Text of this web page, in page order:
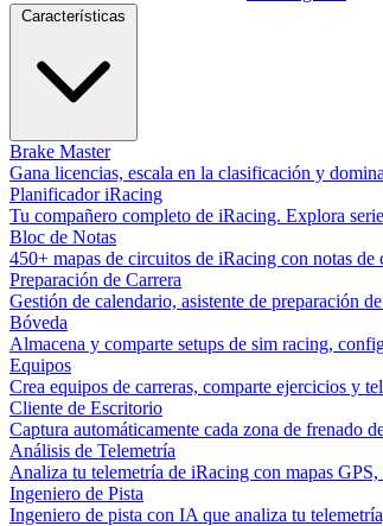
Brake Master
Gana licencias, escala en la clasificación y
Planificador iRacing
Tu compañero completo de iRacing. Explora
Bloc de Notas
450+ mapas de circuitos de iRacing con notas de
Preparación de Carrera
Gestión de calendario, asistente de preparación
Bóveda
Almacena y comparte setups de sim racing,
Equipos
Crea equipos de carreras, comparte ejercicios y
Cliente de Escritorio
Captura automáticamente cada zona de frenado
Análisis de Telemetría
Analiza tu telemetría de iRacing con mapas
Ingeniero de Pista
Ingeniero de pista con IA que analiza tu